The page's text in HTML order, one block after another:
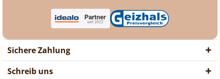
Sichere Zahlung
Schreib uns